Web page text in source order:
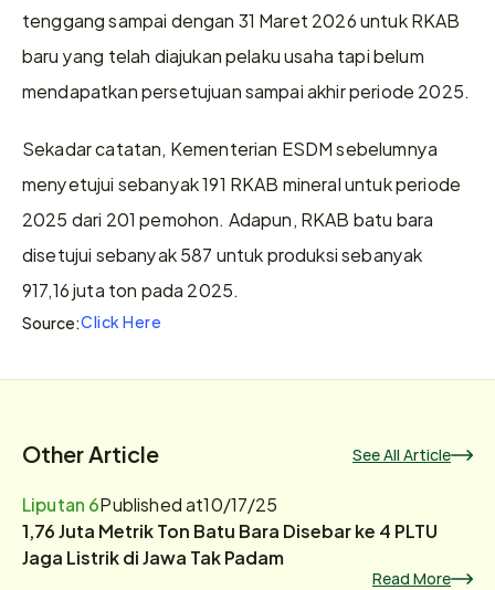
tenggang sampai dengan 31 Maret 2026 untuk RKAB
baru yang telah diajukan pelaku usaha tapi belum
mendapatkan persetujuan sampai akhir periode 2025.
Sekadar catatan, Kementerian ESDM sebelumnya
menyetujui sebanyak 191 RKAB mineral untuk periode
2025 dari 201 pemohon. Adapun, RKAB batu bara
disetujui sebanyak 587 untuk produksi sebanyak
917,16 juta ton pada 2025.
Source:Click Here
Other Article See All Article
Liputan 6Published at10/17/25
1,76 Juta Metrik Ton Batu Bara Disebar ke 4 PLTU
Jaga Listrik di Jawa Tak Padam
Read More